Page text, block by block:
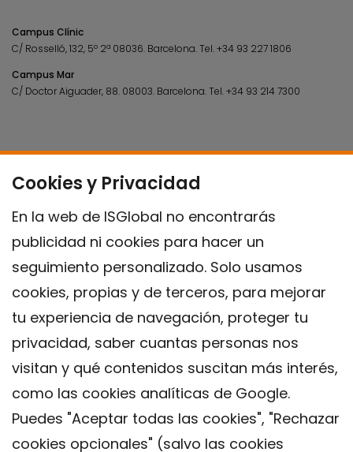
Cookies y Privacidad
En la web de ISGlobal no encontrarás
publicidad ni cookies para hacer un
seguimiento personalizado. Solo usamos
cookies, propias y de terceros, para mejorar
tu experiencia de navegación, proteger tu
privacidad, saber cuantas personas nos
visitan y qué contenidos suscitan más interés,
como las cookies analíticas de Google.
Puedes "Aceptar todas las cookies", "Rechazar
cookies opcionales" (salvo las cookies
Campus Clínic
C/ Rosselló, 132, 5º 2ª 08036. Barcelona.Tel.+34 93 227 1806
Campus Mar
C/ Doctor Aiguader, 88. 08003. Barcelona.Tel.+34 93 214 7300